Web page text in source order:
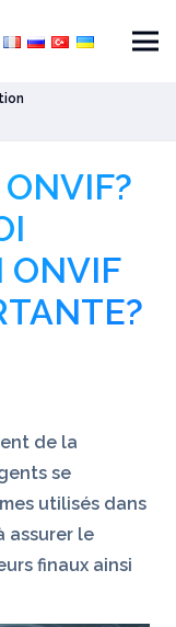
ONVIF?
ONVIF
de la
se
utilisés dans
assurer le
finaux ainsi